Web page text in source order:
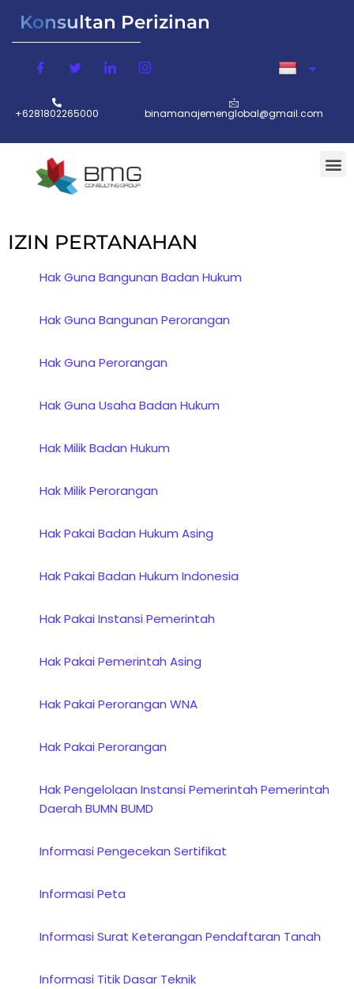
Konsultan Perizinan
+6281802265000 binamanajemenglobal@gmail.com
IZIN PERTANAHAN
Hak Guna Bangunan Badan Hukum
Hak Guna Bangunan Perorangan
Hak Guna Perorangan
Hak Guna Usaha Badan Hukum
Hak Milik Badan Hukum
Hak Milik Perorangan
Hak Pakai Badan Hukum Asing
Hak Pakai Badan Hukum Indonesia
Hak Pakai Instansi Pemerintah
Hak Pakai Pemerintah Asing
Hak Pakai Perorangan WNA
Hak Pakai Perorangan
Hak Pengelolaan Instansi Pemerintah Pemerintah
Daerah BUMN BUMD
Informasi Pengecekan Sertifikat
Informasi Peta
Informasi Surat Keterangan Pendaftaran Tanah
Informasi Titik Dasar Teknik